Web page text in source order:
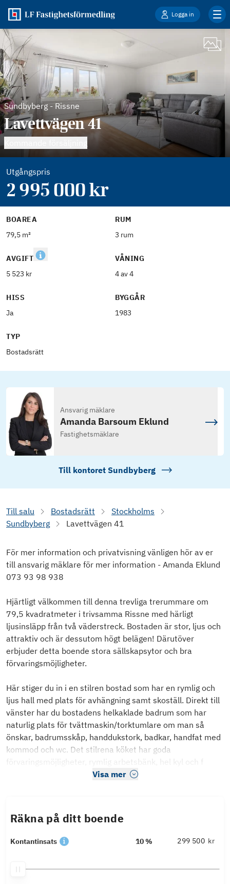
Logga in
Sundbyberg - Rissne
Lavettvägen 41
Utgångspris
2 995 000kr
BOAREA
79,5 m²
RUM
3 rum
AVGIFT
5 523 kr
VÅNING
4 av 4
HISS
Ja
BYGGÅR
1983
TYP
Bostadsrätt
Ansvarig mäklare
Amanda Barsoum Eklund
Fastighetsmäklare
Till kontoret Sundbyberg
Till salu Bostadsrätt
Stockholms
Sundbyberg
Lavettvägen 41
För mer information och privatvisning vänligen hör av er
till ansvarig mäklare för mer information - Amanda Eklund
073 93 98 938
Hjärtligt välkommen till denna trevliga trerummare om
79,5 kvadratmeter i trivsamma Rissne med härligt
ljusinsläpp från två väderstreck. Bostaden är stor, ljus och
attraktiv och är dessutom högt belägen! Därutöver
erbjuder detta boende stora sällskapsytor och bra
förvaringsmöjligheter.
Här stiger du in i en stilren bostad som har en rymlig och
ljus hall med plats för avhängning samt skoställ. Direkt till
vänster har du bostadens helkaklade badrum som har
naturlig plats för tvättmaskin/torktumlare om man så
önskar, badrumsskåp, handdukstork, badkar, handfat med
kommod och wc. Det stilrena köket har goda
förvaringsmöjligheter, rymlig arbetsbänk, hel kyl och f
Visa mer
Räkna på ditt boende
Kontantinsats 10 % kr